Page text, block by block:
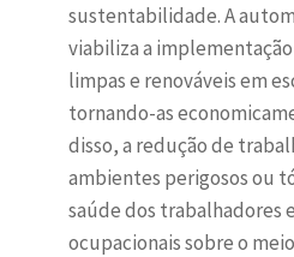
sustentabilidade. A
viabiliza a
limpas e renováveis em
tornando-as
disso, a redução de
ambientes perigosos ou
saúde dos trabalhadores
ocupacionais sobre o